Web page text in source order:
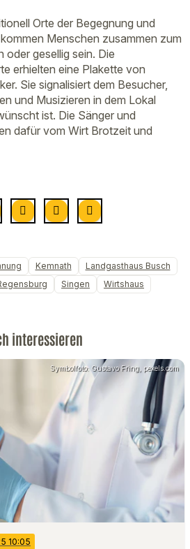
Orte der Begegnung und
Menschen zusammen zum
oder gesellig sein. Die
erhielten eine Plakette von
Sie signalisiert dem Besucher,
und Musizieren in dem Lokal
ist. Die Sänger und
dafür vom Wirt Brotzeit und
Kemnath
Landgasthaus Busch
Singen Wirtshaus
interessieren
Symbolfoto: Gustavo Fring, pexels.com
10:05